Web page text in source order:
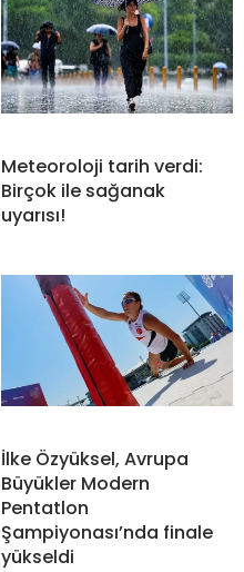
Meteoroloji tarih verdi:
Birçok ile sağanak
uyarısı!
İlke Özyüksel, Avrupa
Büyükler Modern
Pentatlon
Şampiyonası’nda finale
yükseldi